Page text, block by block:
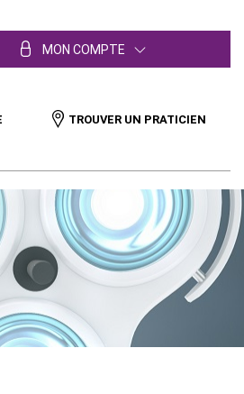
MON COMPTE
TROUVER UN PRATICIEN